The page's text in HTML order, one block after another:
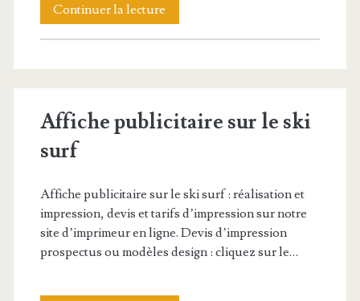
Continuer la lecture
sur
Affiche publicitaire sur le ski
surf
Affiche publicitaire sur le ski surf : réalisation et
impression, devis et tarifs d’impression sur notre
site d’imprimeur en ligne. Devis d’impression
prospectus ou modèles design : cliquez sur le…